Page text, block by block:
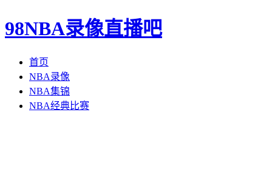
98NBA录像直播吧
首页
NBA录像
NBA集锦
NBA经典比赛